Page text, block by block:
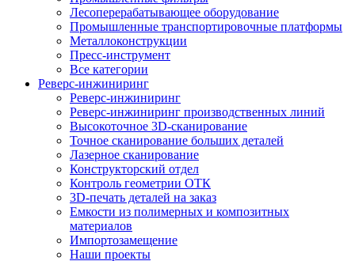
Лесоперерабатывающее оборудование
Промышленные транспортировочные платформы
Металлоконструкции
Пресс-инструмент
Все категории
Реверс-инжиниринг
Реверс-инжиниринг
Реверс-инжиниринг производственных линий
Высокоточное 3D-сканирование
Точное сканирование больших деталей
Лазерное сканирование
Конструкторский отдел
Контроль геометрии ОТК
3D-печать деталей на заказ
Емкости из полимерных и композитных
материалов
Импортозамещение
Наши проекты